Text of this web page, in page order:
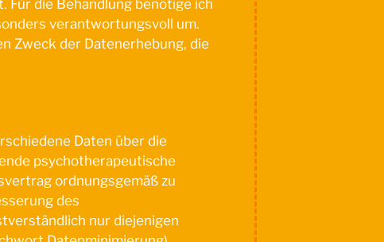
die Behandlung benötige ich
verantwortungsvoll um.
Zweck der Datenerhebung, die
Daten über die
psychotherapeutische
ordnungsgemäß zu
des
nur diejenigen